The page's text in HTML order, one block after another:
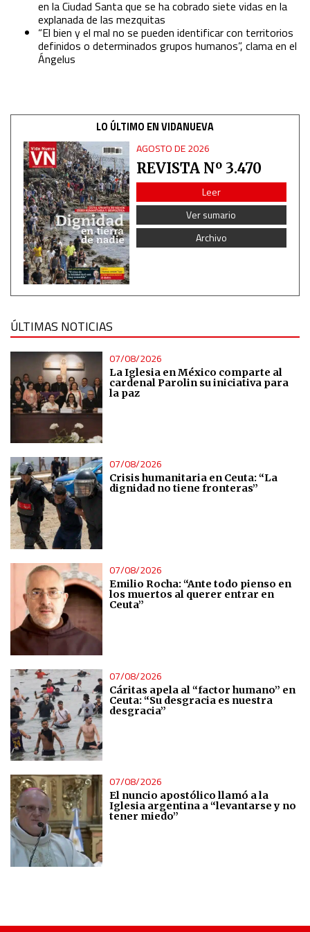
en la Ciudad Santa que se ha cobrado siete vidas en la
explanada de las mezquitas
“El bien y el mal no se pueden identificar con territorios
definidos o determinados grupos humanos”, clama en el
Ángelus
LO ÚLTIMO EN VIDANUEVA
AGOSTO DE 2026
REVISTA Nº 3.470
Leer
Ver sumario
Archivo
ÚLTIMAS NOTICIAS
07/08/2026
La Iglesia en México comparte al
cardenal Parolin su iniciativa para
la paz
07/08/2026
Crisis humanitaria en Ceuta: “La
dignidad no tiene fronteras”
07/08/2026
Emilio Rocha: “Ante todo pienso en
los muertos al querer entrar en
Ceuta”
07/08/2026
Cáritas apela al “factor humano” en
Ceuta: “Su desgracia es nuestra
desgracia”
07/08/2026
El nuncio apostólico llamó a la
Iglesia argentina a “levantarse y no
tener miedo”
Functional